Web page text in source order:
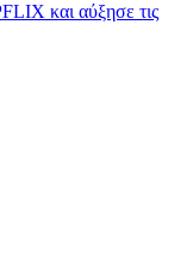
και αύξησε τις